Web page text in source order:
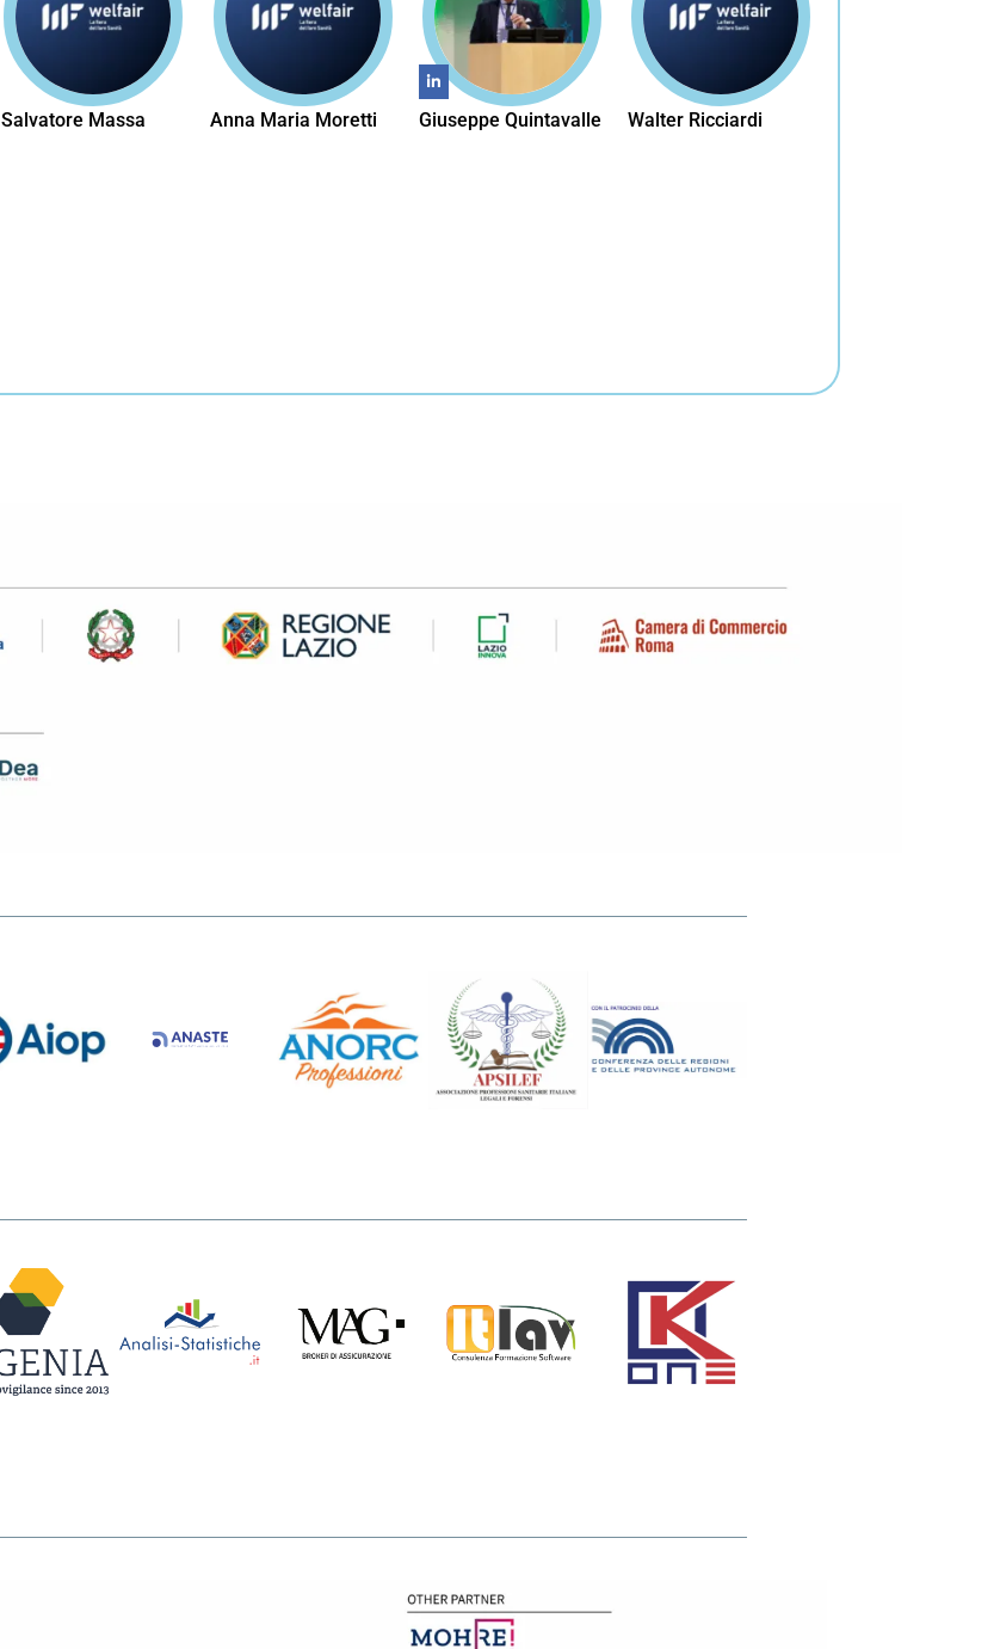
Salvatore Massa Anna Maria Moretti Giuseppe Quintavalle Walter Ricciardi